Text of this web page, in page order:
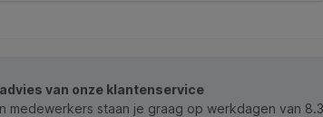
van onze klantenservice
medewerkers staan je graag op werkdagen van